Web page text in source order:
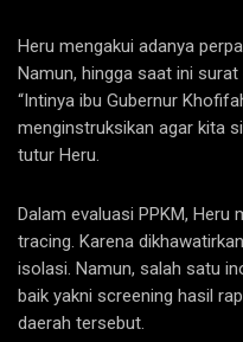
Heru mengakui adanya
Namun, hingga saat ini
“Intinya ibu Gubernur
menginstruksikan agar kita
tutur Heru.
Dalam evaluasi PPKM, Heru
tracing. Karena
isolasi. Namun, salah satu
baik yakni screening hasil
daerah tersebut.